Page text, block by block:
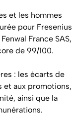
et les hommes
pour Fresenius
France SAS,
de 99/100.
: les écarts de
et aux promotions,
ainsi que la